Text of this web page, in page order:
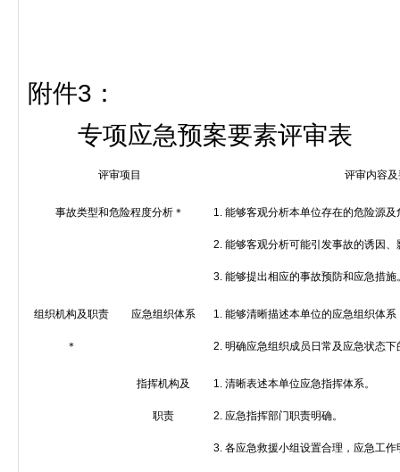
附件3 ：
专项应急预案要素评审表
评审项目 评审内容
事故类型和危险程度分析＊ 1. 能够客观分析本单位存在的危险源及
2. 能够客观分析可能引发事故的诱因
3. 能够提出相应的事故预防和应急措施
组织机构及职责
＊
应急组织体系 1. 能够清晰描述本单位的应急组织体
2. 明确应急组织成员日常及应急状态下
指挥机构及
职责
1. 清晰表述本单位应急指挥体系。
2. 应急指挥部门职责明确。
3. 各应急救援小组设置合理，应急工作